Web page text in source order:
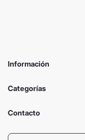
Información
Categorías
Contacto